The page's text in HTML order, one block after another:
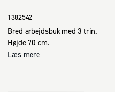
1382542
Bred arbejdsbuk med 3 trin.
Højde 70 cm.
Læs mere